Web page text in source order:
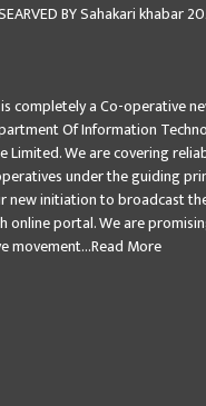
BYSahakari khabar
completely a Co-operative
Of Information
Limited. We are covering
under the guiding
new initiation to broadcast
online portal. We are
movement...Read More